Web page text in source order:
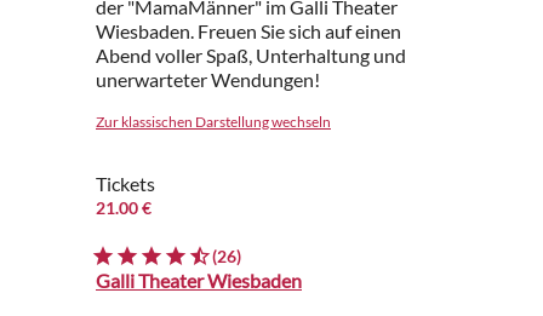
der "MamaMänner" im Galli Theater
Wiesbaden. Freuen Sie sich auf einen
Abend voller Spaß, Unterhaltung und
unerwarteter Wendungen!
Zur klassischen Darstellung wechseln
Tickets
21.00 €
(26)
Galli Theater Wiesbaden